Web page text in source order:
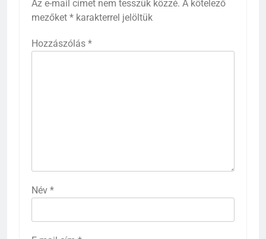
Az e-mail címet nem tesszük közzé. A kötelező
mezőket * karakterrel jelöltük
Hozzászólás *
Név *